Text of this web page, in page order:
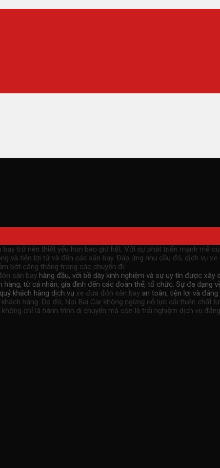
bay trở nên thiết yếu hơn bao giờ hết. Với sự phát triển mạnh mẽ
và tiện lợi từ và đến các sân bay. Đáp ứng nhu cầu đó, dịch vụ xe
bớt căng thẳng trong các chuyến đi.
sân bay hàng đầu, với bề dày kinh nghiệm và sự uy tín được xây
từ cá nhân, gia đình đến các đoàn thể, tổ chức. Sự đa dạng
khách hàng dịch vụ xe đưa đón sân bay an toàn, tiện lợi và đáng
hàng. Do đó, Noi Bai Car không ngừng nỗ lực cải thiện chất
chỉ là hành trình di chuyển mà còn là trải nghiệm dịch vụ